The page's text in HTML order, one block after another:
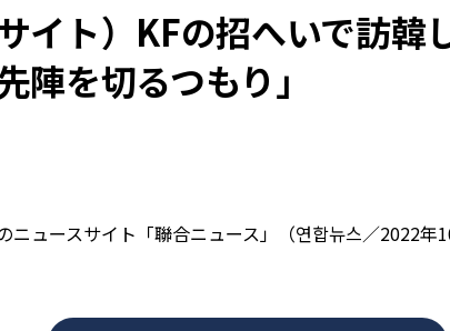
イト）KFの招へいで訪
陣を切るつもり」
ュースサイト「聯合ニュース」（연합뉴스／2022年